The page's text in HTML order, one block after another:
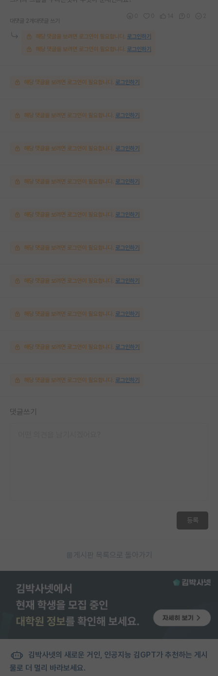
대댓글 2개 대댓글 쓰기
해당 댓글을 보려면 로그인이 필요합니다. 로그인하기
해당 댓글을 보려면 로그인이 필요합니다. 로그인하기
해당 댓글을 보려면 로그인이 필요합니다. 로그인하기
해당 댓글을 보려면 로그인이 필요합니다. 로그인하기
해당 댓글을 보려면 로그인이 필요합니다. 로그인하기
해당 댓글을 보려면 로그인이 필요합니다. 로그인하기
해당 댓글을 보려면 로그인이 필요합니다. 로그인하기
해당 댓글을 보려면 로그인이 필요합니다. 로그인하기
해당 댓글을 보려면 로그인이 필요합니다. 로그인하기
해당 댓글을 보려면 로그인이 필요합니다. 로그인하기
해당 댓글을 보려면 로그인이 필요합니다. 로그인하기
해당 댓글을 보려면 로그인이 필요합니다. 로그인하기
댓글쓰기
등록
게시판 목록으로 돌아가기
김박사넷의 새로운 거인, 인공지능 김GPT가 추천하는 게시
물로 더 멀리 바라보세요.